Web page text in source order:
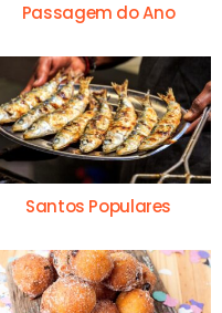
Passagem do Ano
Santos Populares